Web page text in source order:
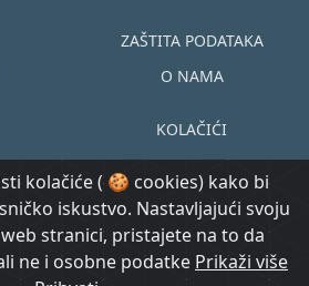
kolačiće ( 🍪 cookies) kako bi
iskustvo. Nastavljajući svoju
stranici, pristajete na to da
ne i osobne podatke Prikaži više
ZAŠTITA PODATAKA
O NAMA
KOLAČIĆI
EN HR
@ Created by
Morgan Code
Prijavi se